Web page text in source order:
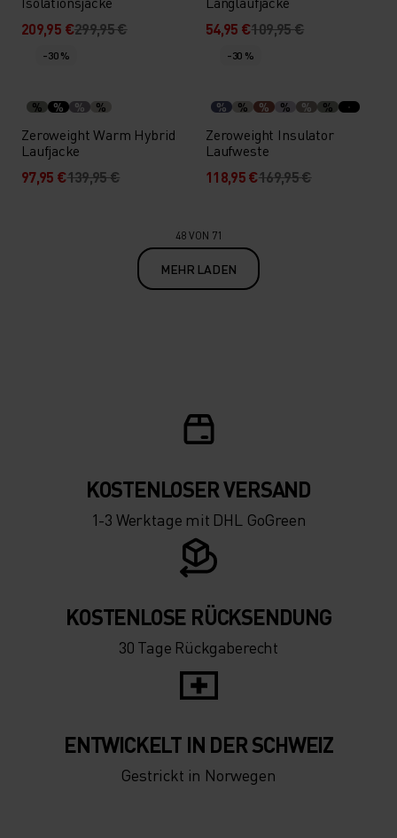
209,95 €299,95 €
54,95 €109,95 €
-30 %
% % % %
Zeroweight Warm Hybrid
Laufjacke
97,95 €139,95 €
-30 %
% % % % % %
Zeroweight Insulator
Laufweste
118,95 €169,95 €
48 VON 71
MEHR LADEN
KOSTENLOSER VERSAND
1-3 Werktage mit DHL GoGreen
KOSTENLOSE RÜCKSENDUNG
30 Tage Rückgaberecht
ENTWICKELT IN DER SCHWEIZ
Gestrickt in Norwegen